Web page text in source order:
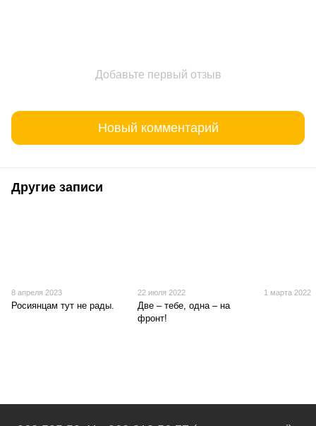
Добавьте первый отзыв
Новый комментарий
Другие записи
8 апреля 2023
Росиянцам тут не рады.
22 июля 2022
Две – тебе, одна – на
фронт!
1 марта 2022